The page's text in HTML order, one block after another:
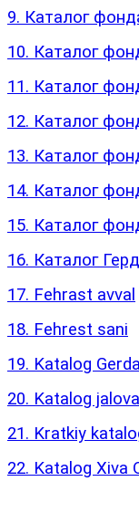
9. Каталог
10. Каталог
11. Каталог
12. Каталог
13. Каталог
14. Каталог
15. Каталог
16. Каталог
17. Fehrast avval
18. Fehrest sani
19. Katalog Gerda
20. Katalog
21. Kratkiy
22. Katalog Xiva